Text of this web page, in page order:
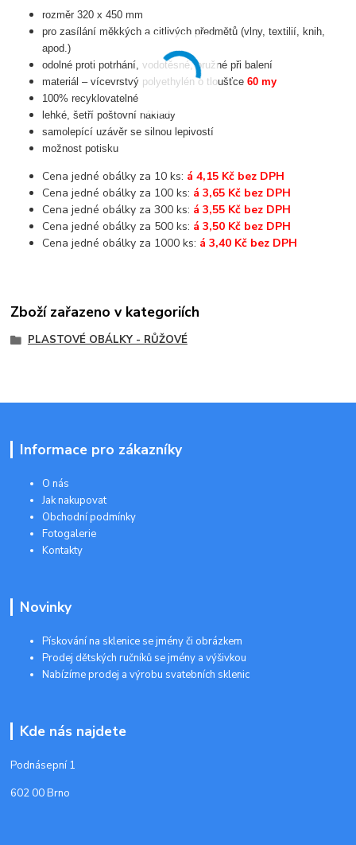
rozměr 320 x 450 mm
pro zasílání měkkých a citlivých předmětů (vlny, textilií, knih,
apod.)
odolné proti potrhání, vodotěsné, pružné při balení
materiál – vícevrstvý polyethylén o tloušťce60 my
100% recyklovatelné
lehké, šetří poštovní náklady
samolepící uzávěr se silnou lepivostí
možnost potisku
Cena jedné obálky za 10 ks: á 4,15 Kč bez DPH
Cena jedné obálky za 100 ks: á 3,65 Kč bez DPH
Cena jedné obálky za 300 ks: á 3,55 Kč bez DPH
Cena jedné obálky za 500 ks: á 3,50 Kč bez DPH
Cena jedné obálky za 1000 ks: á 3,40 Kč bez DPH
Zboží zařazeno v kategoriích
PLASTOVÉ OBÁLKY - RŮŽOVÉ
Informace pro zákazníky
O nás
Jak nakupovat
Obchodní podmínky
Fotogalerie
Kontakty
Novinky
Pískování na sklenice se jmény či obrázkem
Prodej dětských ručníků se jmény a výšivkou
Nabízíme prodej a výrobu svatebních sklenic
Kde nás najdete
Podnásepní 1
602 00 Brno